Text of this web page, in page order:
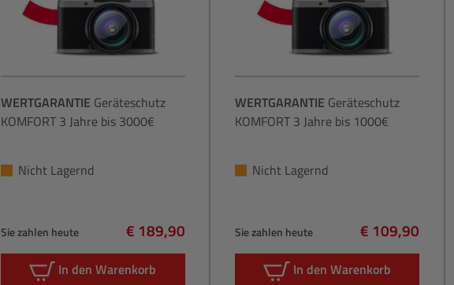
WERTGARANTIE Geräteschutz
KOMFORT 3 Jahre bis 3000€
Nicht Lagernd
Sie zahlen heute
Regulärer Preis:
€ 189,90
In den Warenkorb
WERTGARANTIE Geräteschutz
KOMFORT 3 Jahre bis 1000€
Nicht Lagernd
Sie zahlen heute
Regulärer Preis:
€ 109,90
In den Warenkorb